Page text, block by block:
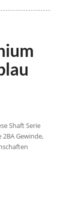
Shaft Serie
Gewinde,